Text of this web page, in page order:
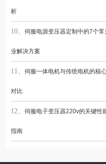
析
10、 伺服电源变压器定制中的7个
业解决方案
11、 伺服一体电机与传统电机的核
对比
12、 伺服电子变压器220v的关键性
指南